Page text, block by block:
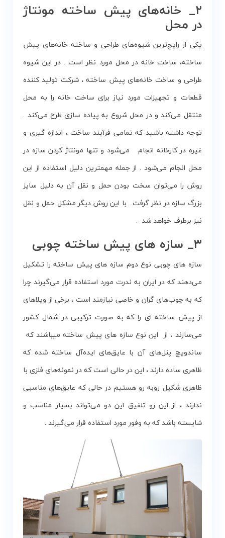
۲_ خانه‌های پیش ساخته مونتاژ
در محل
یکی از رایج‌ترین شیوه‌های طراحی و ساخته خانه‌های پیش
ساخته، ساخت خانه در محل مورد نظر است . در این شیوه
طراحی و ساخت خانه‌های پیش ساخته ، شرکت تولید کننده
قطعات و تجهیزات مورد نیاز برای ساخت خانه را به محل
منتقل می‌کند و در محل شروع به پیاده سازی طرح می‌کند .
توجه داشته باشید که تمامی فرآیند ساخت ، اندازه گیری و
غیره در کارخانه انجام می‌شود و تنها مونتاژ کردن سازه در
محل انجام می‌شود . از جمله مهمترین دلیل استفاده از این
روش را می‌توان سخت بودن حمل و نقل آن به دلیل سایز
بزرگ سازه در نظر گرفت. با این روش دیگر مشکل حمل و نقل
نیز برطرف خواهد شد .
۳_ سازه های پیش ساخته چوبی
سازه های چوبی نوع دوم سازه های پیش ساخته را تشکیل
می‌دهند که در ایران به ندرت مورد استفاده قرار می‌گیرند چرا
که به چوب‌های گران و خاصی نیازمند است ، برخی از ویلاهای
از پیش ساخته ای را که به صورت ترکیبی در شمال کشور
می‌سازند ، از این نوع سازه های پیش ساخته میباشند که
ساندویچ پنل‌های آن با عایق‌های ایده‌آل ساخته شده که
ظاهری ساده دارند ، این در حالی است که در نمونه‌های فلزی با
ظاهری شکیل روبه رو هستیم در حالی که عایق‌های مناسبی
ندارند ، از این رو تلفیق این دو می‌تواند بسیار مناسب و
شایسته باشد که به وفور مورد استفاده قرار می‌گیرند .